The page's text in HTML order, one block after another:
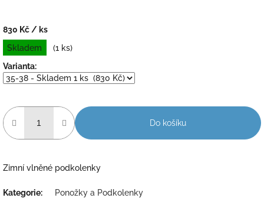
830 Kč / ks
Měrná
cena:
Skladem
(1 ks)
Varianta:
Do košíku
Zimní vlněné podkolenky
Kategorie:
Ponožky a Podkolenky